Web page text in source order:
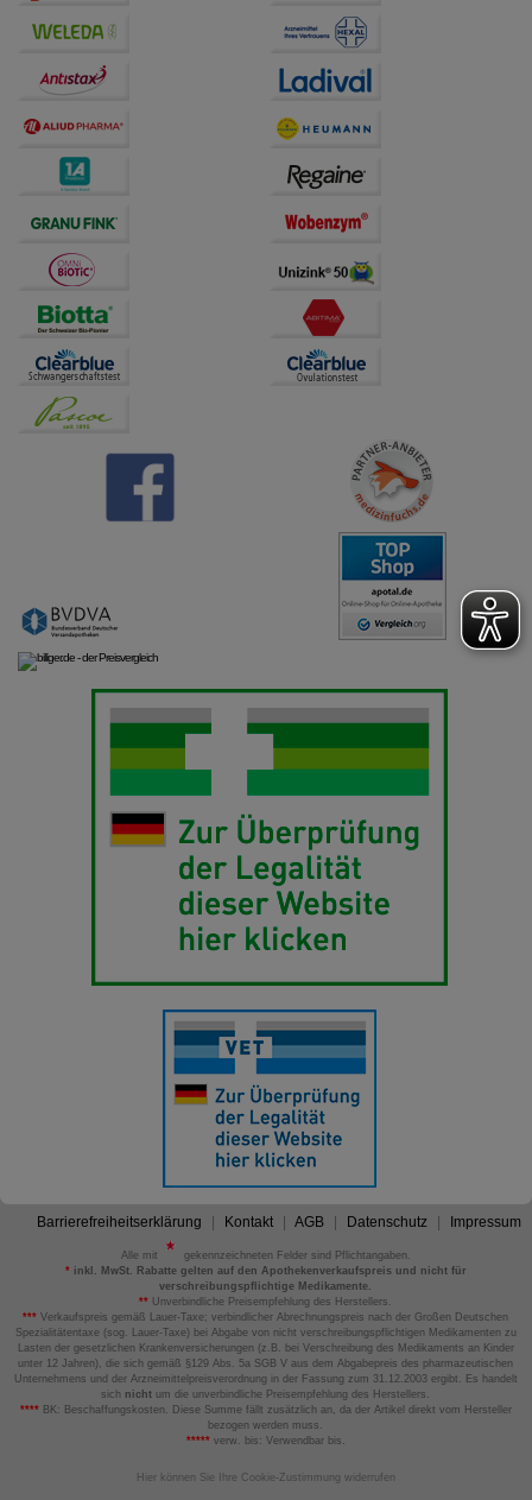
Barrierefreiheitserklärung Kontakt AGB Datenschutz Impressum
Alle mit
gekennzeichneten Felder sind Pflichtangaben.
*inkl. MwSt. Rabatte gelten auf den Apothekenverkaufspreis und nicht für
verschreibungspflichtige Medikamente.
** Unverbindliche Preisempfehlung des Herstellers.
*** Verkaufspreis gemäß Lauer-Taxe; verbindlicher Abrechnungspreis nach der Großen Deutschen
Spezialitätentaxe (sog. Lauer-Taxe) bei Abgabe von nicht verschreibungspflichtigen Medikamenten zu
Lasten der gesetzlichen Krankenversicherungen (z.B. bei Verschreibung des Medikaments an Kinder
unter 12 Jahren), die sich gemäß §129 Abs. 5a SGB V aus dem Abgabepreis des pharmazeutischen
Unternehmens und der Arzneimittelpreisverordnung in der Fassung zum 31.12.2003 ergibt. Es handelt
sich nicht um die unverbindliche Preisempfehlung des Herstellers.
****BK: Beschaffungskosten. Diese Summe fällt zusätzlich an, da der Artikel direkt vom Hersteller
bezogen werden muss.
*****verw. bis: Verwendbar bis.
Hier können Sie Ihre Cookie-Zustimmung widerrufen